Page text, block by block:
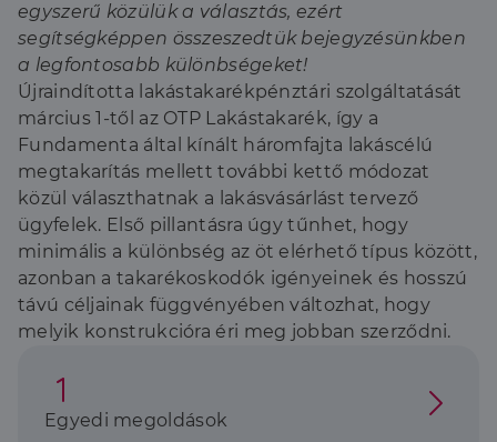
egyszerű közülük a választás, ezért
segítségképpen összeszedtük bejegyzésünkben
a legfontosabb különbségeket!
Újraindította lakástakarékpénztári szolgáltatását
március 1-től az OTP Lakástakarék, így a
Fundamenta által kínált háromfajta lakáscélú
megtakarítás mellett további kettő módozat
közül választhatnak a lakásvásárlást tervező
ügyfelek. Első pillantásra úgy tűnhet, hogy
minimális a különbség az öt elérhető típus között,
azonban a takarékoskodók igényeinek és hosszú
távú céljainak függvényében változhat, hogy
melyik konstrukcióra éri meg jobban szerződni.
Egyedi megoldások